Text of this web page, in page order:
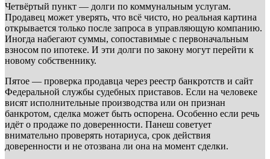
Четвёртый пункт — долги по коммунальным услугам.
Продавец может уверять, что всё чисто, но реальная картина
открывается только после запроса в управляющую компанию.
Иногда набегают суммы, сопоставимые с первоначальным
взносом по ипотеке. И эти долги по закону могут перейти к
новому собственнику.
Пятое — проверка продавца через реестр банкротств и сайт
Федеральной службы судебных приставов. Если на человеке
висят исполнительные производства или он признан
банкротом, сделка может быть оспорена. Особенно если речь
идёт о продаже по доверенности. Панеш советует
внимательно проверять нотариуса, срок действия
доверенности и не отозвана ли она на момент сделки.